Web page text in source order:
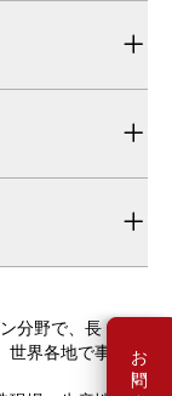
分野で、長
世界各地で事